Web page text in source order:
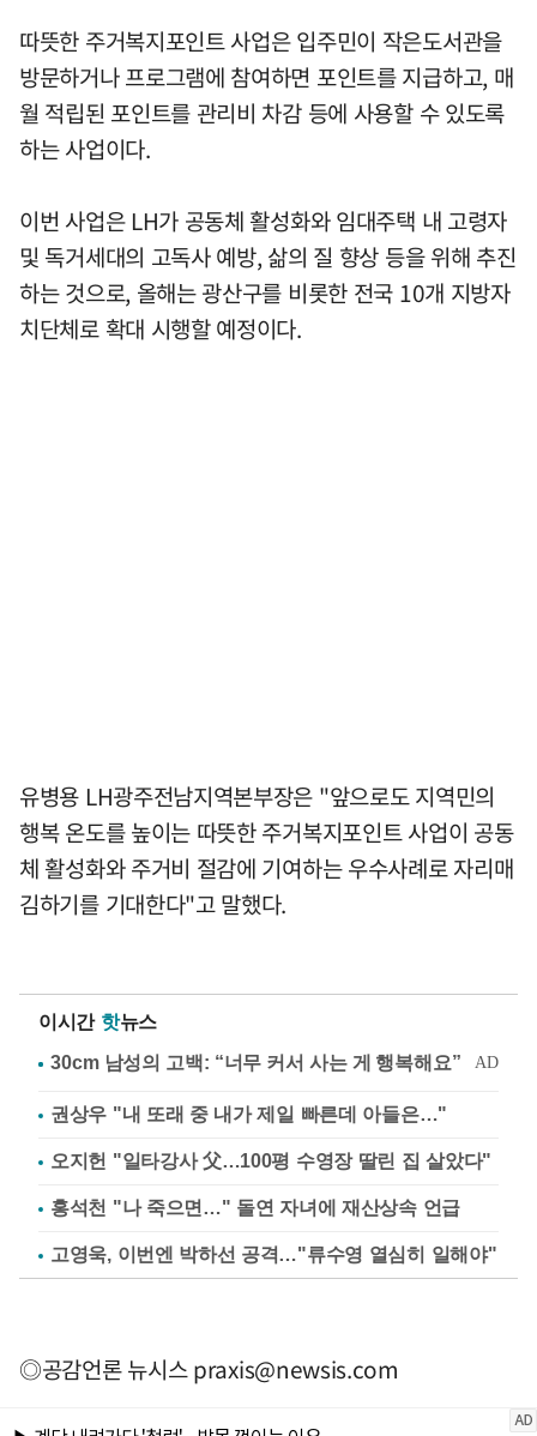
따뜻한 주거복지포인트 사업은 입주민이 작은도서관을
방문하거나 프로그램에 참여하면 포인트를 지급하고, 매
월 적립된 포인트를 관리비 차감 등에 사용할 수 있도록
하는 사업이다.
이번 사업은 LH가 공동체 활성화와 임대주택 내 고령자
및 독거세대의 고독사 예방, 삶의 질 향상 등을 위해 추진
하는 것으로, 올해는 광산구를 비롯한 전국 10개 지방자
치단체로 확대 시행할 예정이다.
유병용 LH광주전남지역본부장은 "앞으로도 지역민의
행복 온도를 높이는 따뜻한 주거복지포인트 사업이 공동
체 활성화와 주거비 절감에 기여하는 우수사례로 자리매
김하기를 기대한다"고 말했다.
이시간 핫뉴스
권상우 "내 또래 중 내가 제일 빠른데 아들은…"
오지헌 "일타강사 父…100평 수영장 딸린 집 살았다"
홍석천 "나 죽으면…" 돌연 자녀에 재산상속 언급
고영욱, 이번엔 박하선 공격…"류수영 열심히 일해야"
◎공감언론 뉴시스praxis@newsis.com